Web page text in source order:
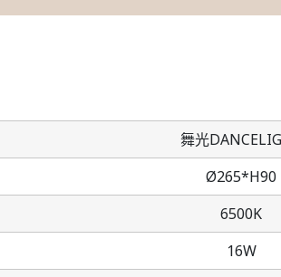
舞光
Ø265*H90
6500K
16W